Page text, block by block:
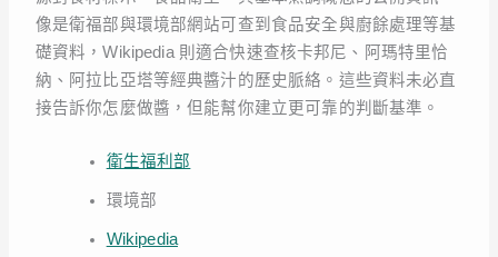
像是衛福部與環境部網站可查到食品安全與廚餘處理等基
礎資料，Wikipedia 則適合快速查核卡邦尼、阿瑪特里恰
納、阿拉比亞塔等經典醬汁的歷史脈絡。這些資料未必直
接告訴你怎麼做醬，但能幫你建立更可靠的判斷基準。
衛生福利部
環境部
Wikipedia